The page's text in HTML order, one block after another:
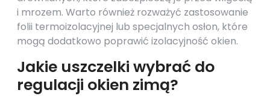
i mrozem. Warto również rozważyć zastosowanie
folii termoizolacyjnej lub specjalnych osłon, które
mogą dodatkowo poprawić izolacyjność okien.
Jakie uszczelki wybrać do
regulacji okien zimą?